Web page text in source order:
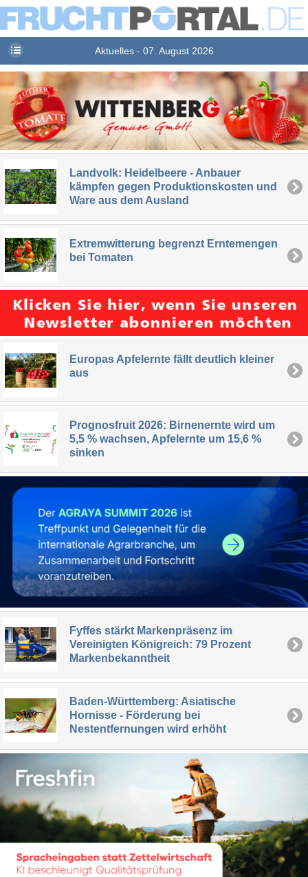
Aktuelles - 07. August 2026
Landvolk: Heidelbeere - Anbauer
kämpfen gegen Produktionskosten und
Ware aus dem Ausland
Extremwitterung begrenzt Erntemengen
bei Tomaten
Europas Apfelernte fällt deutlich kleiner
aus
Prognosfruit 2026: Birnenernte wird um
5,5 % wachsen, Apfelernte um 15,6 %
sinken
Fyffes stärkt Markenpräsenz im
Vereinigten Königreich: 79 Prozent
Markenbekanntheit
Baden-Württemberg: Asiatische
Hornisse - Förderung bei
Nestentfernungen wird erhöht